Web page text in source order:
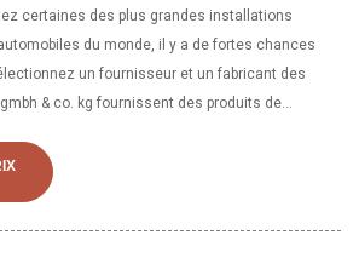
certaines des plus grandes installations
du monde, il y a de fortes chances
un fournisseur et un fabricant des
& co. kg fournissent des produits de
DIN 2510) sont particulièrement
qui